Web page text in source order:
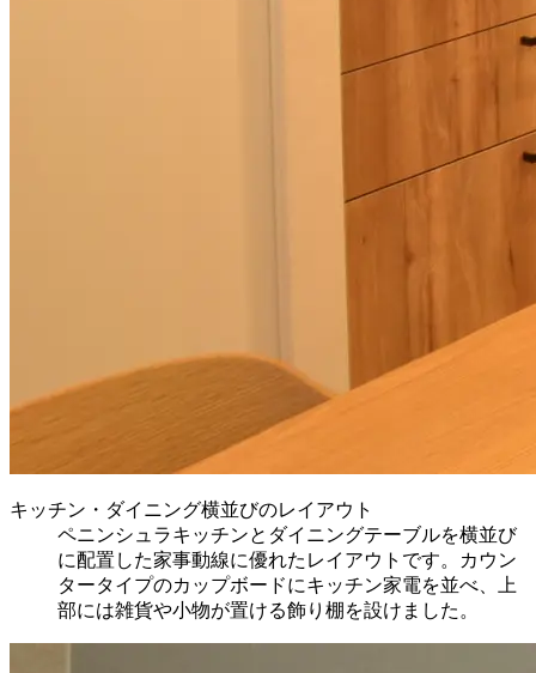
キッチン・ダイニング横並びのレイアウト
ペニンシュラキッチンとダイニングテーブルを横並び
に配置した家事動線に優れたレイアウトです。カウン
タータイプのカップボードにキッチン家電を並べ、上
部には雑貨や小物が置ける飾り棚を設けました。